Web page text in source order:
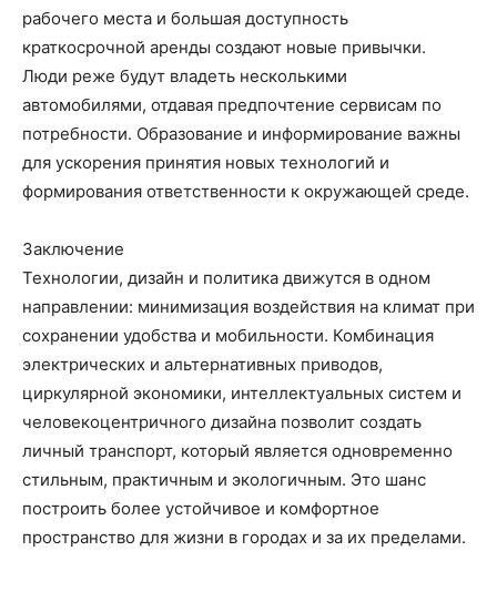
рабочего места и большая доступность
краткосрочной аренды создают новые привычки.
Люди реже будут владеть несколькими
автомобилями, отдавая предпочтение сервисам по
потребности. Образование и информирование важны
для ускорения принятия новых технологий и
формирования ответственности к окружающей среде.
Заключение
Технологии, дизайн и политика движутся в одном
направлении: минимизация воздействия на климат при
сохранении удобства и мобильности. Комбинация
электрических и альтернативных приводов,
циркулярной экономики, интеллектуальных систем и
человекоцентричного дизайна позволит создать
личный транспорт, который является одновременно
стильным, практичным и экологичным. Это шанс
построить более устойчивое и комфортное
пространство для жизни в городах и за их пределами.